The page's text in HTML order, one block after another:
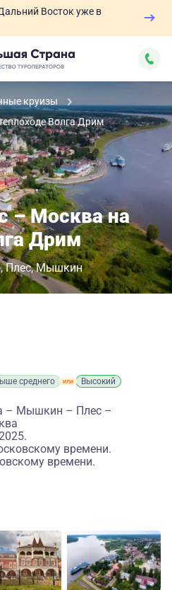
Восток уже в
круизы
Волга Дрим
– Москва на
Дрим
Плес Мышкин
среднего Высокий
– Мышкин – Плес –
времени.
времени.